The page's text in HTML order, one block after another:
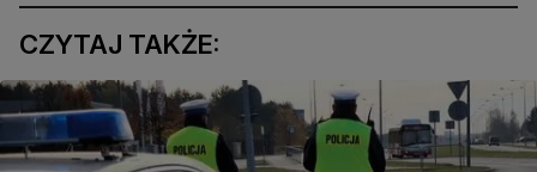
CZYTAJ TAKŻE: